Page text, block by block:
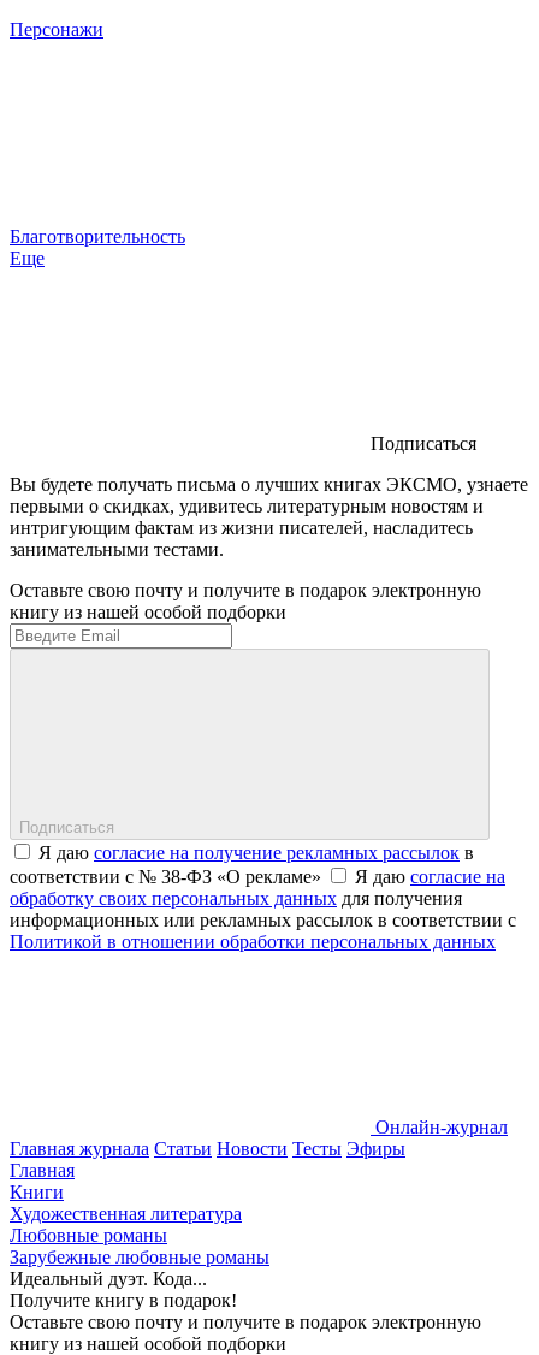
Персонажи
Благотворительность
Еще
Подписаться
Вы будете получать письма о лучших книгах ЭКСМО, узнаете
первыми о скидках, удивитесь литературным новостям и
интригующим фактам из жизни писателей, насладитесь
занимательными тестами.
Оставьте свою почту и получите в подарок электронную
книгу из нашей особой подборки
Подписаться
Я даю согласие на получение рекламных рассылок в
соответствии с № 38-ФЗ «О рекламе»
Я даю согласие на
обработку своих персональных данных для получения
информационных или рекламных рассылок в соответствии с
Политикой в отношении обработки персональных данных
Онлайн-журнал
Главная журнала Статьи Новости Тесты Эфиры
Главная
Книги
Художественная литература
Любовные романы
Зарубежные любовные романы
Идеальный дуэт. Кода...
Получите книгу в подарок!
Оставьте свою почту и получите в подарок электронную
книгу из нашей особой подборки